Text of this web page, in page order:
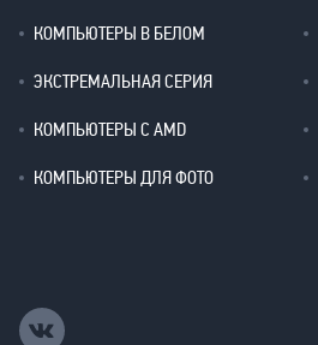
КОМПЬЮТЕРЫ В БЕЛОМ
ЭКСТРЕМАЛЬНАЯ СЕРИЯ
КОМПЬЮТЕРЫ С AMD
КОМПЬЮТЕРЫ ДЛЯ ФОТО